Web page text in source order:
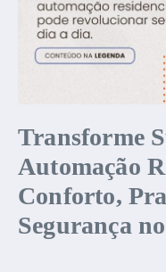
Transforme
Automação
Conforto,
Segurança